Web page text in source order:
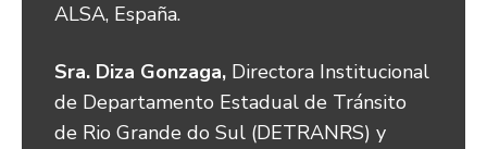
ALSA, España.
Sra. Diza Gonzaga, Directora Institucional
de Departamento Estadual de Tránsito
de Rio Grande do Sul (DETRANRS) y